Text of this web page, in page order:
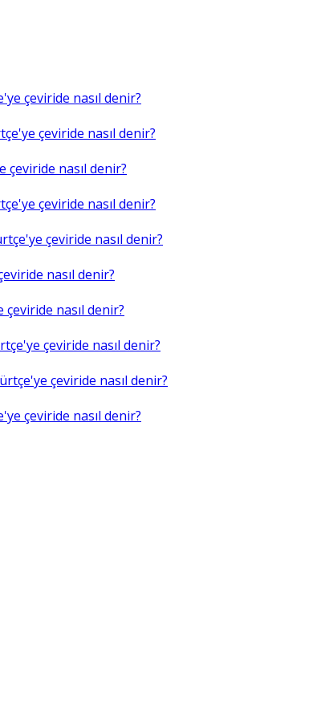
çeviride nasıl denir?
çeviride nasıl denir?
nasıl denir?
çeviride nasıl denir?
çeviride nasıl denir?
nasıl denir?
nasıl denir?
çeviride nasıl denir?
çeviride nasıl denir?
çeviride nasıl denir?